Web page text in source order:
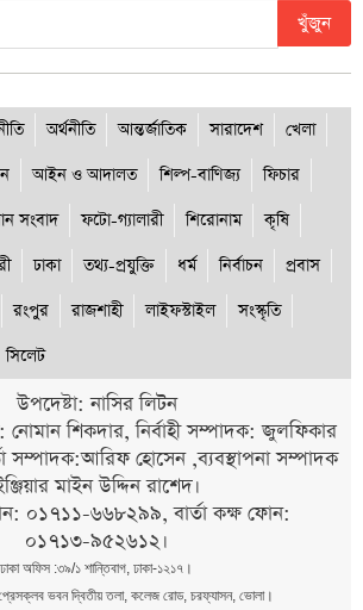
খুঁজুন
অর্থনীতি আন্তর্জাতিক সারাদেশ
খেলা
আইন ও আদালত শিল্প-বাণিজ্য
ফিচার
সংবাদ ফটো-গ্যালারী শিরোনাম
কৃষি
ঢাকা তথ্য-প্রযুক্তি ধর্ম নির্বাচন
প্রবাস
রংপুর রাজশাহী লাইফস্টাইল
সংস্কৃতি
সিলেট
উপদেষ্টা: নাসির লিটন
শিকদার, নির্বাহী সম্পাদক: জুলফিকার
সম্পাদক:আরিফ হোসেন ,ব্যবস্থাপনা সম্পাদক
মাইন উদ্দিন রাশেদ।
০১৭১১-৬৬৮২৯৯, বার্তা কক্ষ ফোন:
০১৭১৩-৯৫২৬১২।
ঢাকা অফিস :৩৯/১ শান্তিবাগ, ঢাকা-১২১৭।
ভবন দ্বিতীয় তলা, কলেজ রোড, চরফ্যাসন, ভোলা।